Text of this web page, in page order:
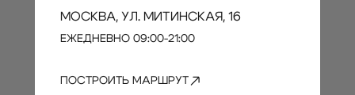
МОСКВА, УЛ. МИТИНСКАЯ, 16
ЕЖЕДНЕВНО 09:00-21:00
ПОСТРОИТЬ МАРШРУТ